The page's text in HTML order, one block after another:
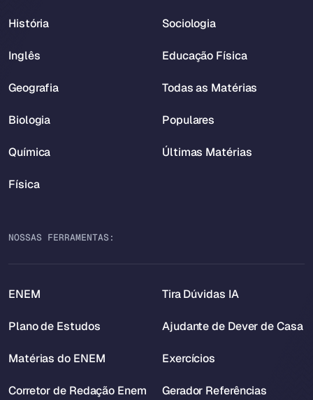
História
Inglês
Geografia
Biologia
Química
Física
Sociologia
Educação Física
Todas as Matérias
Populares
Últimas Matérias
NOSSAS FERRAMENTAS:
ENEM
Plano de Estudos
Matérias do ENEM
Corretor de Redação Enem
Tira Dúvidas IA
Ajudante de Dever de Casa
Exercícios
Gerador Referências